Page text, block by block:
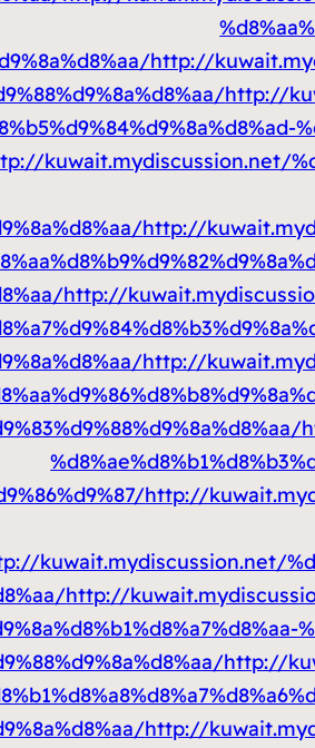
http://
http://
kuwait.mydiscussion.net/
http://
http://
http://
http://
kuwait.mydiscussion.net/
http://
http://
http://